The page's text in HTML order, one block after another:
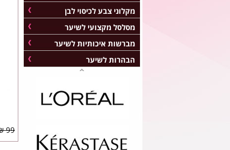
99 ₪
מקלוני צבע לכיסוי לבן
מסלסל מקצועי לשיער
מברשות איכותיות לשיער
הבהרות לשיער